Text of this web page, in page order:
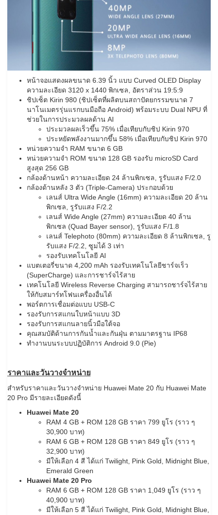
หน้าจอแสดงผลขนาด 6.39 นิ้ว แบบ Curved OLED Display
ความละเอียด 3120 x 1440 พิกเซล, อัตราส่วน 19:5:9
ชิปเซ็ต Kirin 980 (ชิปเซ็ตที่ผลิตบนสถาปัตยกรรมขนาด 7
นาโนเมตรรุ่นแรกบนมือถือ Android) พร้อมระบบ Dual NPU ที่
ช่วยในการประมวลผลด้าน AI
ประมวลผลเร็วขึ้น 75% เมื่อเทียบกับชิป Kirin 970
ประหยัดพลังงานมากขึ้น 58% เมื่อเทียบกับชิป Kirin 970
หน่วยความจำ RAM ขนาด 6 GB
หน่วยความจำ ROM ขนาด 128 GB รองรับ microSD Card
สูงสุด 256 GB
กล้องด้านหน้า ความละเอียด 24 ล้านพิกเซล, รูรับแสง F/2.0
กล้องด้านหลัง 3 ตัว (Triple-Camera) ประกอบด้วย
เลนส์ Ultra Wide Angle (16mm) ความละเอียด 20 ล้าน
พิกเซล, รูรับแสง F/2.2
เลนส์ Wide Angle (27mm) ความละเอียด 40 ล้าน
พิกเซล (Quad Bayer sensor), รูรับแสง F/1.8
เลนส์ Telephoto (80mm) ความละเอียด 8 ล้านพิกเซล, รู
รับแสง F/2.2, ซูมได้ 3 เท่า
รองรับเทคโนโลยี AI
แบตเตอรี่ขนาด 4,200 mAh รองรับเทคโนโลยีชาร์จเร็ว
(SuperCharge) และการชาร์จไร้สาย
เทคโนโลยี Wireless Reverse Charging สามารถชาร์จไร้สาย
ให้กับสมาร์ทโฟนเครื่องอื่นได้
พอร์ตการเชื่อมต่อแบบ USB-C
รองรับการสแกนใบหน้าแบบ 3D
รองรับการสแกนลายนิ้วมือใต้จอ
คุณสมบัติด้านการกันน้ำและกันฝุ่น ตามมาตรฐาน IP68
ทำงานบนระบบปฏิบัติการ Android 9.0 (Pie)
ราคาและวันวางจำหน่าย
สำหรับราคาและวันวางจำหน่าย Huawei Mate 20 กับ Huawei Mate
20 Pro มีรายละเอียดดังนี้
Huawei Mate 20
RAM 4 GB + ROM 128 GB ราคา 799 ยูโร (ราว ๆ
30,900 บาท)
RAM 6 GB + ROM 128 GB ราคา 849 ยูโร (ราว ๆ
32,900 บาท)
มีให้เลือก 4 สี ได้แก่ Twilight, Pink Gold, Midnight Blue,
Emerald Green
Huawei Mate 20 Pro
RAM 6 GB + ROM 128 GB ราคา 1,049 ยูโร (ราว ๆ
40,900 บาท)
มีให้เลือก 5 สี ได้แก่ Twilight, Pink Gold, Midnight Blue,